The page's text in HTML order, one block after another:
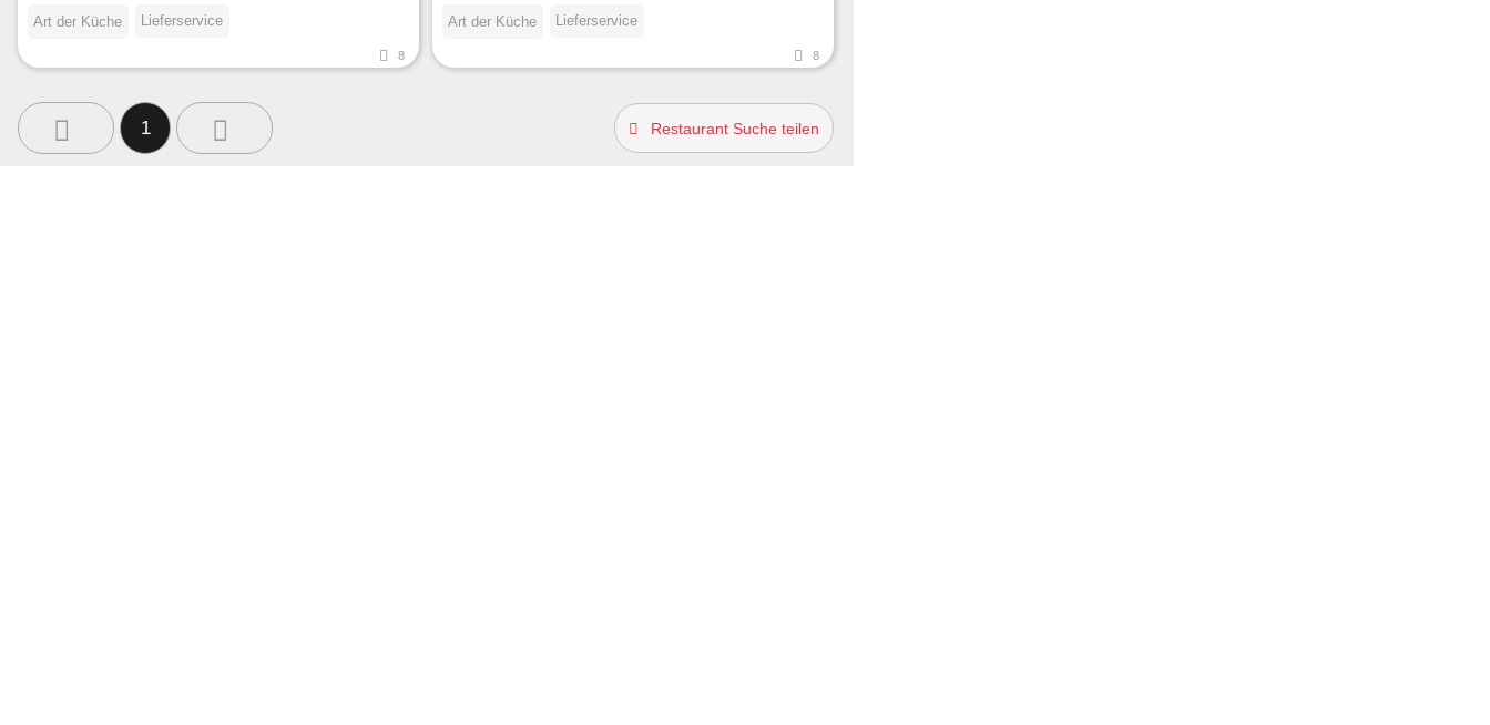
Art der Küche Lieferservice
8
Art der Küche Lieferservice
8
1 Restaurant Suche teilen